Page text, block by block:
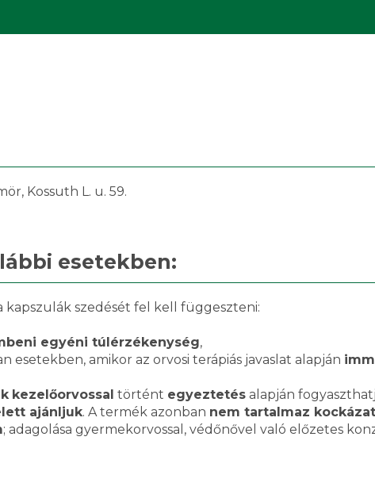
Kossuth L. u. 59.
esetekben:
kapszulák szedését fel kell függeszteni:
egyéni túlérzékenység,
esetekben, amikor az orvosi terápiás javaslat alapján
kezelőorvossal történt egyeztetés alapján
ajánljuk. A termék azonban nem tartalmaz
; adagolása gyermekorvossal, védőnővel való előzetes